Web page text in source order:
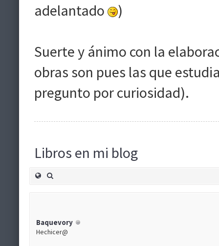
adelantado
)
Suerte y ánimo con la
obras son pues las que
pregunto por curiosidad).
Libros en mi blog
Baquevory
Hechicer@